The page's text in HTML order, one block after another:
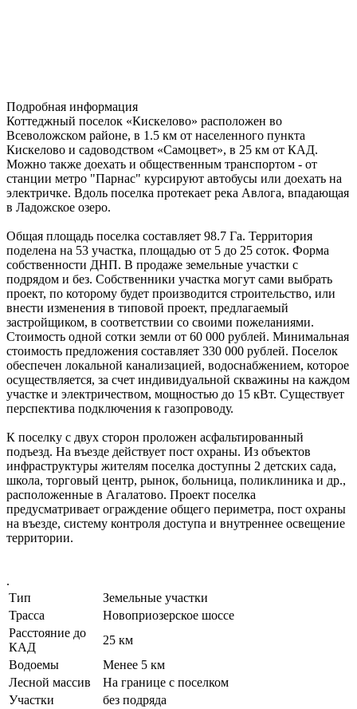
Подробная информация
Коттеджный поселок «Кискелово» расположен во
Всеволожском районе, в 1.5 км от населенного пункта
Кискелово и садоводством «Самоцвет», в 25 км от КАД.
Можно также доехать и общественным транспортом - от
станции метро "Парнас" курсируют автобусы или доехать на
электричке. Вдоль поселка протекает река Авлога, впадающая
в Ладожское озеро.
Общая площадь поселка составляет 98.7 Га. Территория
поделена на 53 участка, площадью от 5 до 25 соток. Форма
собственности ДНП. В продаже земельные участки с
подрядом и без. Собственники участка могут сами выбрать
проект, по которому будет производится строительство, или
внести изменения в типовой проект, предлагаемый
застройщиком, в соответствии со своими пожеланиями.
Стоимость одной сотки земли от 60 000 рублей. Минимальная
стоимость предложения составляет 330 000 рублей. Поселок
обеспечен локальной канализацией, водоснабжением, которое
осуществляется, за счет индивидуальной скважины на каждом
участке и электричеством, мощностью до 15 кВт. Существует
перспектива подключения к газопроводу.
К поселку с двух сторон проложен асфальтированный
подъезд. На въезде действует пост охраны. Из объектов
инфраструктуры жителям поселка доступны 2 детских сада,
школа, торговый центр, рынок, больница, поликлиника и др.,
расположенные в Агалатово. Проект поселка
предусматривает ограждение общего периметра, пост охраны
на въезде, систему контроля доступа и внутреннее освещение
территории.
.
Тип
Земельные участки
Трасса
Новоприозерское шоссе
Расстояние до
КАД
25 км
Водоемы
Менее 5 км
Лесной массив
На границе с поселком
Участки
без подряда